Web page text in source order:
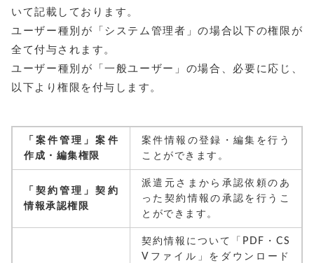
いて記載しております。
ユーザー種別が「システム管理者」の場合以下の権限が
全て付与されます。
ユーザー種別が「一般ユーザー」の場合、必要に応じ、
以下より権限を付与します。
「案件管理」案件
作成・編集権限
案件情報の登録・編集を行う
ことができます。
「契約管理」契約
情報承認権限
派遣元さまから承認依頼のあ
った契約情報の承認を行うこ
とができます。
契約情報について「PDF・CS
Vファイル」をダウンロード